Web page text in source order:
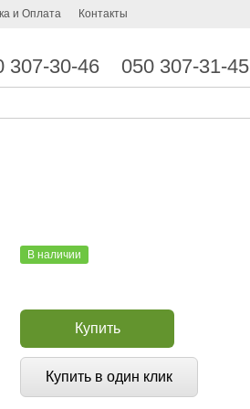
и Оплата Контакты
307-30-46 050 307-31-45
В наличии
Купить
Купить в один клик